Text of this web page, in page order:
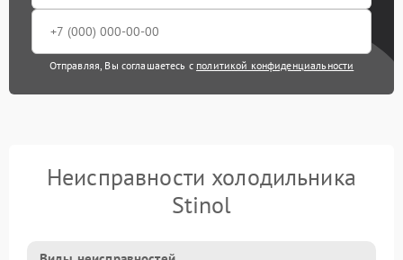
Отправляя, Вы соглашаетесь с политикой конфиденциальности
Неисправности холодильника
Stinol